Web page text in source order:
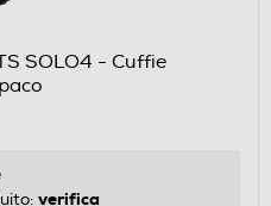
SOLO4 - Cuffie
verifica